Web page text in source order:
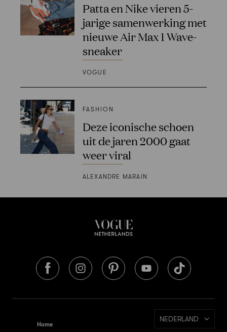
Patta en Nike vieren 5-
jarige samenwerking met
nieuwe Air Max 1 Wave-
sneaker
VOGUE
FASHION
Deze iconische schoen
uit de jaren 2000 gaat
weer viral
ALEXANDRE MARAIN
Home
NEDERLAND